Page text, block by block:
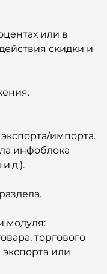
или в
скидки и
импорта.
инфоблока
модуля:
торгового
или